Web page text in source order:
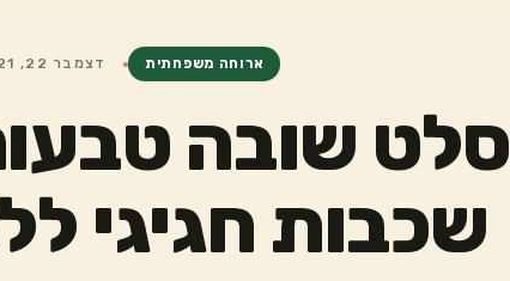
ארוחה משפחתית דצמבר 22, 2021
סלט שובה
שכבות חגיגי